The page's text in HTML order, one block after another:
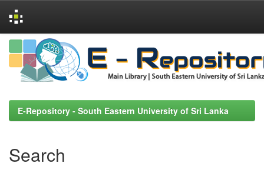
Skip
navigation
E-Repository - South Eastern University of Sri Lanka
Search